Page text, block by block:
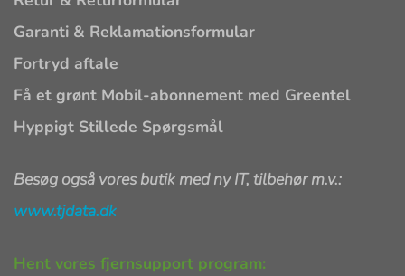
Garanti & Reklamationsformular
Fortryd aftale
Få et grønt Mobil-abonnement med Greentel
Hyppigt Stillede Spørgsmål
Besøg også vores butik med ny IT, tilbehør m.v.:
www.tjdata.dk
Hent vores fjernsupport program: